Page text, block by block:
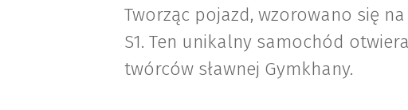
Tworząc pojazd, wzorowano się
S1. Ten unikalny samochód
twórców sławnej Gymkhany.